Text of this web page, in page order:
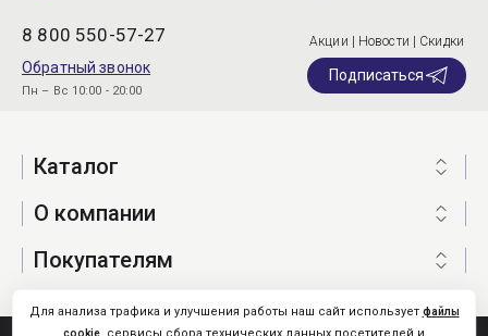
8 800 550-57-27
Обратный звонок
Пн – Вс 10:00 - 20:00
Акции | Новости | Скидки
Подписаться
Каталог
О компании
Покупателям
Для анализа трафика и улучшения работы наш сайт использует файлы
cookie